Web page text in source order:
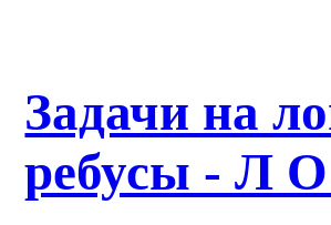
Задачи на
ребусы - Л